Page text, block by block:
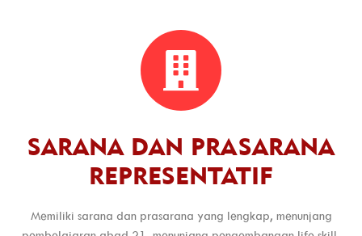
SARANA DAN PRASARANA
REPRESENTATIF
Memiliki sarana dan prasarana yang lengkap, menunjang